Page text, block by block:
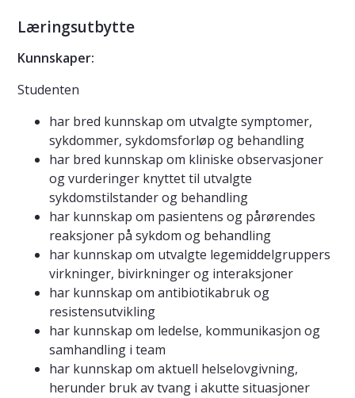
Læringsutbytte
Kunnskaper:
Studenten
har bred kunnskap om utvalgte symptomer,
sykdommer, sykdomsforløp og behandling
har bred kunnskap om kliniske observasjoner
og vurderinger knyttet til utvalgte
sykdomstilstander og behandling
har kunnskap om pasientens og pårørendes
reaksjoner på sykdom og behandling
har kunnskap om utvalgte legemiddelgruppers
virkninger, bivirkninger og interaksjoner
har kunnskap om antibiotikabruk og
resistensutvikling
har kunnskap om ledelse, kommunikasjon og
samhandling i team
har kunnskap om aktuell helselovgivning,
herunder bruk av tvang i akutte situasjoner